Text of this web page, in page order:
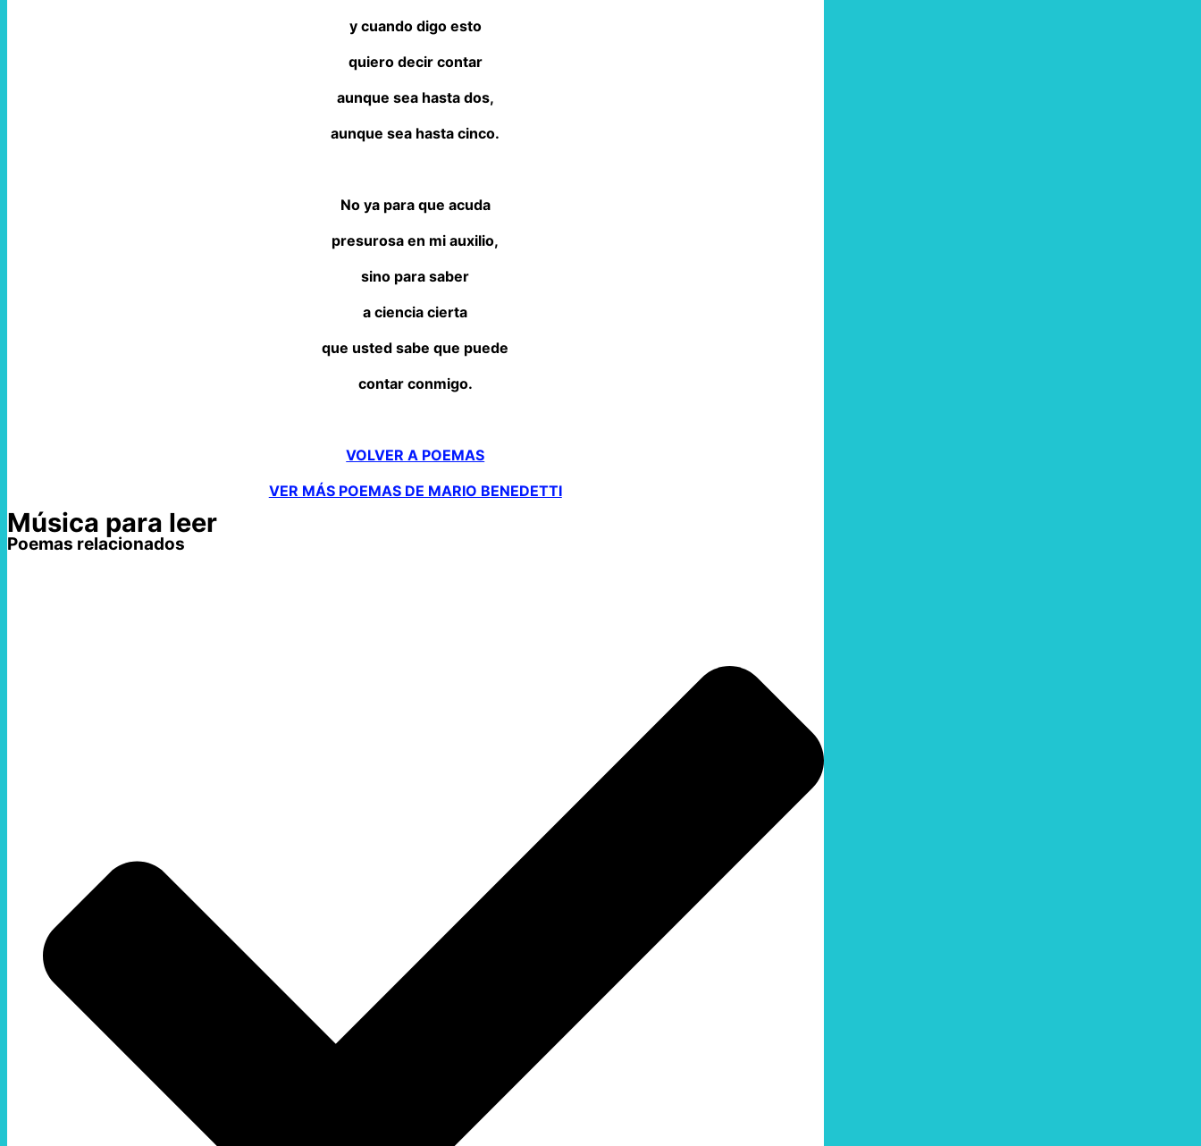
y cuando digo esto
quiero decir contar
aunque sea hasta dos,
aunque sea hasta cinco.
No ya para que acuda
presurosa en mi auxilio,
sino para saber
a ciencia cierta
que usted sabe que puede
contar conmigo.
VOLVER A POEMAS
VER MÁS POEMAS DE MARIO BENEDETTI
Música para leer
Poemas relacionados